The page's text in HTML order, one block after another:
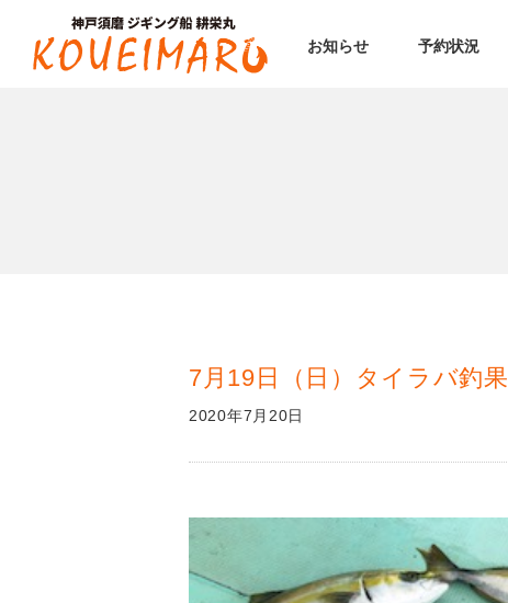
お知らせ 予約状況
7月19日（日）タイラバ釣果
2020年7月20日